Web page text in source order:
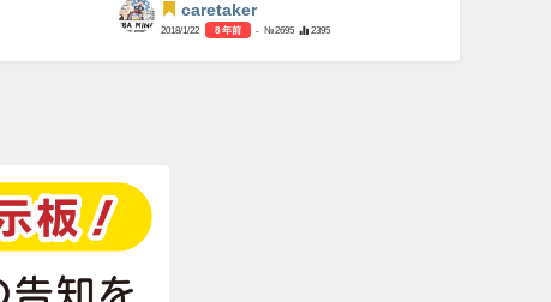
caretaker
2018/1/22 8 年前 - №2695 2395